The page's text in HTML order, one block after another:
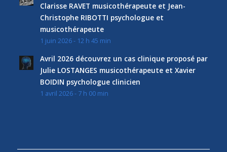
Clarisse RAVET musicothérapeute et Jean-
Christophe RIBOTTI psychologue et
musicothérapeute
1 juin 2026 - 12 h 45 min
Avril 2026 découvrez un cas clinique proposé par
Julie LOSTANGES musicothérapeute et Xavier
BOIDIN psychologue clinicien
1 avril 2026 - 7 h 00 min